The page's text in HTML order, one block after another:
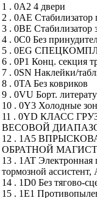
1 . 0A2 4 двери
2 . 0AE Стабилизатор
3 . 0BE Стабилизатор
4 . 0C0 Без
5 . 0EG
6 . 0P1 Конц. секция
7 . 0SN Наклейки/
8 . 0TA Без ковриков
9 . 0VU Борт.
10 . 0Y3 Холодные
11 . 0YD КЛАСС
ВЕСОВОЙ
12 . 1A5
ОБРАТНОЙ
13 . 1AT Электронная
тормозной
14 . 1D0 Без тягово-
15 . 1E1